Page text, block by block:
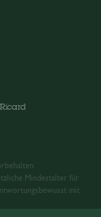
Mindestalter für
mit